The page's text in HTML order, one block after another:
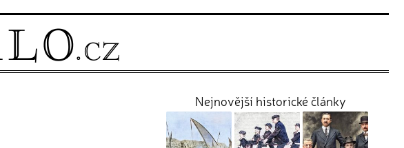
Nejnovější historické články